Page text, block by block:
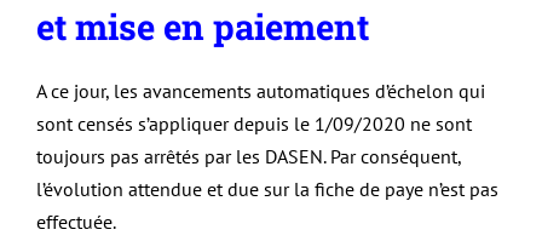
et mise en paiement
A ce jour, les avancements automatiques d’échelon qui
sont censés s’appliquer depuis le 1/09/2020 ne sont
toujours pas arrêtés par les DASEN. Par conséquent,
l’évolution attendue et due sur la fiche de paye n’est pas
effectuée.